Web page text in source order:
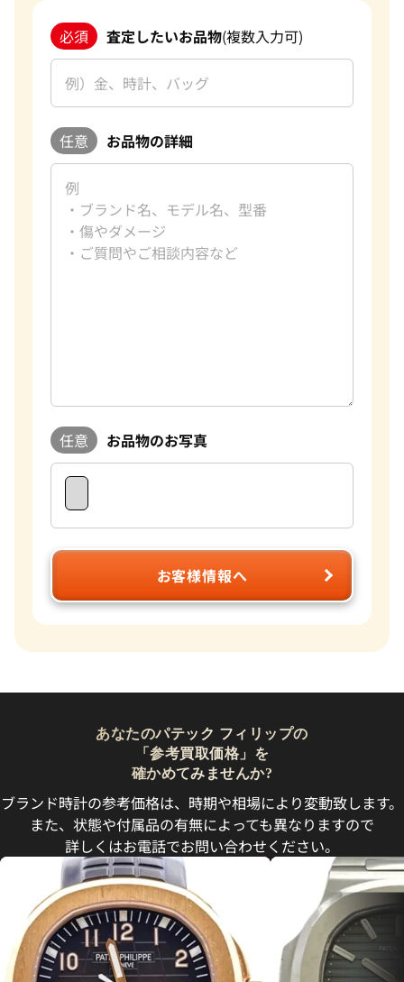
必須 査定したいお品物(複数入力可)
任意 お品物の詳細
任意 お品物のお写真
お客様情報へ
あなたのパテック フィリップの
「参考買取価格」を
確かめてみませんか?
ブランド時計の参考価格は、時期や相場により変動致します。
また、状態や付属品の有無によっても異なりますので
詳しくはお電話でお問い合わせください。